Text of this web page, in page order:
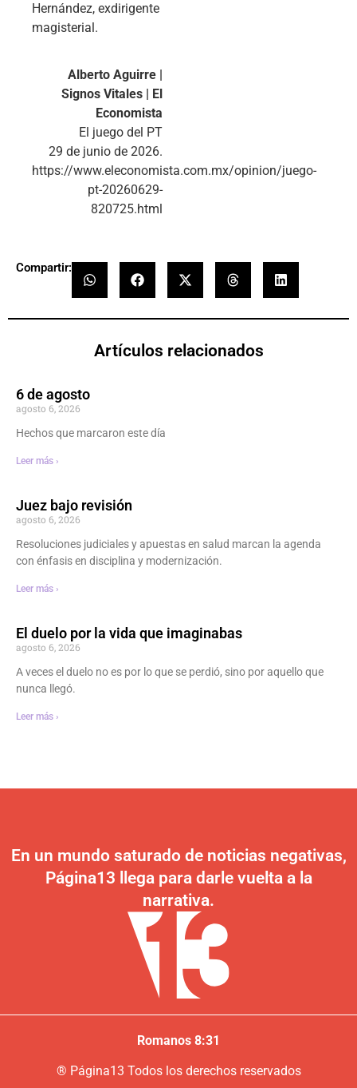
Hernández, exdirigente
magisterial.
Alberto Aguirre |
Signos Vitales | El
Economista
El juego del PT
29 de junio de 2026.
https://www.eleconomista.com.mx/opinion/juego-
pt-20260629-
820725.html
Compartir:
Artículos relacionados
6 de agosto
agosto 6, 2026
Hechos que marcaron este día
Leer más ›
Juez bajo revisión
agosto 6, 2026
Resoluciones judiciales y apuestas en salud marcan la agenda
con énfasis en disciplina y modernización.
Leer más ›
El duelo por la vida que imaginabas
agosto 6, 2026
A veces el duelo no es por lo que se perdió, sino por aquello que
nunca llegó.
Leer más ›
En un mundo saturado de noticias negativas,
Página13 llega para darle vuelta a la
narrativa.
Romanos 8:31
® Página13 Todos los derechos reservados